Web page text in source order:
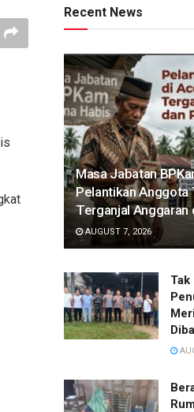
Recent News
Masa Jabatan
Pelantikan Anggota
Terganjal Anggaran
AUGUST 7, 2026
‎Tak